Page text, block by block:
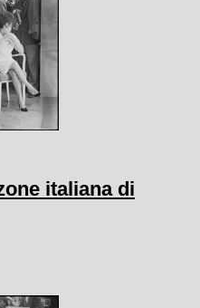
italiana di